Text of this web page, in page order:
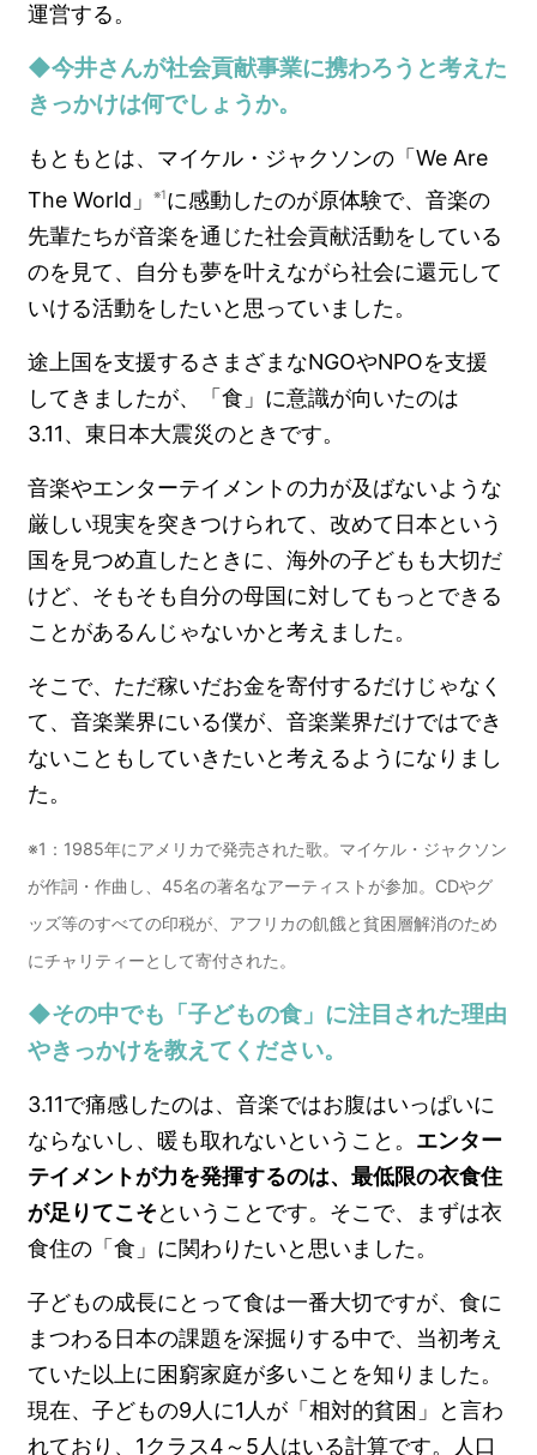
運営する。
◆今井さんが社会貢献事業に携わろうと考えた
きっかけは何でしょうか。
もともとは、マイケル・ジャクソンの「We Are
The World」※1に感動したのが原体験で、音楽の
先輩たちが音楽を通じた社会貢献活動をしている
のを見て、自分も夢を叶えながら社会に還元して
いける活動をしたいと思っていました。
途上国を支援するさまざまなNGOやNPOを支援
してきましたが、「食」に意識が向いたのは
3.11、東日本大震災のときです。
音楽やエンターテイメントの力が及ばないような
厳しい現実を突きつけられて、改めて日本という
国を見つめ直したときに、海外の子どもも大切だ
けど、そもそも自分の母国に対してもっとできる
ことがあるんじゃないかと考えました。
そこで、ただ稼いだお金を寄付するだけじゃなく
て、音楽業界にいる僕が、音楽業界だけではでき
ないこともしていきたいと考えるようになりまし
た。
※1：1985年にアメリカで発売された歌。マイケル・ジャクソン
が作詞・作曲し、45名の著名なアーティストが参加。CDやグ
ッズ等のすべての印税が、アフリカの飢餓と貧困層解消のため
にチャリティーとして寄付された。
◆その中でも「子どもの食」に注目された理由
やきっかけを教えてください。
3.11で痛感したのは、音楽ではお腹はいっぱいに
ならないし、暖も取れないということ。 エンター
テイメントが力を発揮するのは、最低限の衣食住
が足りてこそということです。そこで、まずは衣
食住の「食」に関わりたいと思いました。
子どもの成長にとって食は一番大切ですが、食に
まつわる日本の課題を深掘りする中で、当初考え
ていた以上に困窮家庭が多いことを知りました。
現在、子どもの9人に1人が「相対的貧困」と言わ
れており、1クラス4～5人はいる計算です。人口